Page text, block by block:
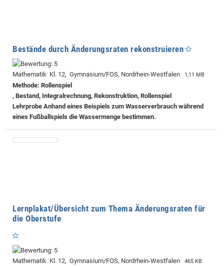
Bestände durch Änderungsraten rekonstruieren
Mathematik Kl. 12, Gymnasium/FOS, Nordrhein-Westfalen 1,11 MB
Methode: Rollenspiel
, Bestand, Integralrechnung, Rekonstruktion, Rollenspiel
Lehrprobe Anhand eines Beispiels zum Wasserverbrauch während
eines Fußballspiels die Wassermenge bestimmen.
Lernplakat/Übersicht zum Thema Änderungsraten für
die Oberstufe
Mathematik Kl. 12, Gymnasium/FOS, Nordrhein-Westfalen 465 KB